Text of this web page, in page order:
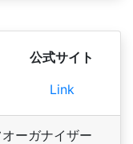
公式サイト
Link
ーガナイザー